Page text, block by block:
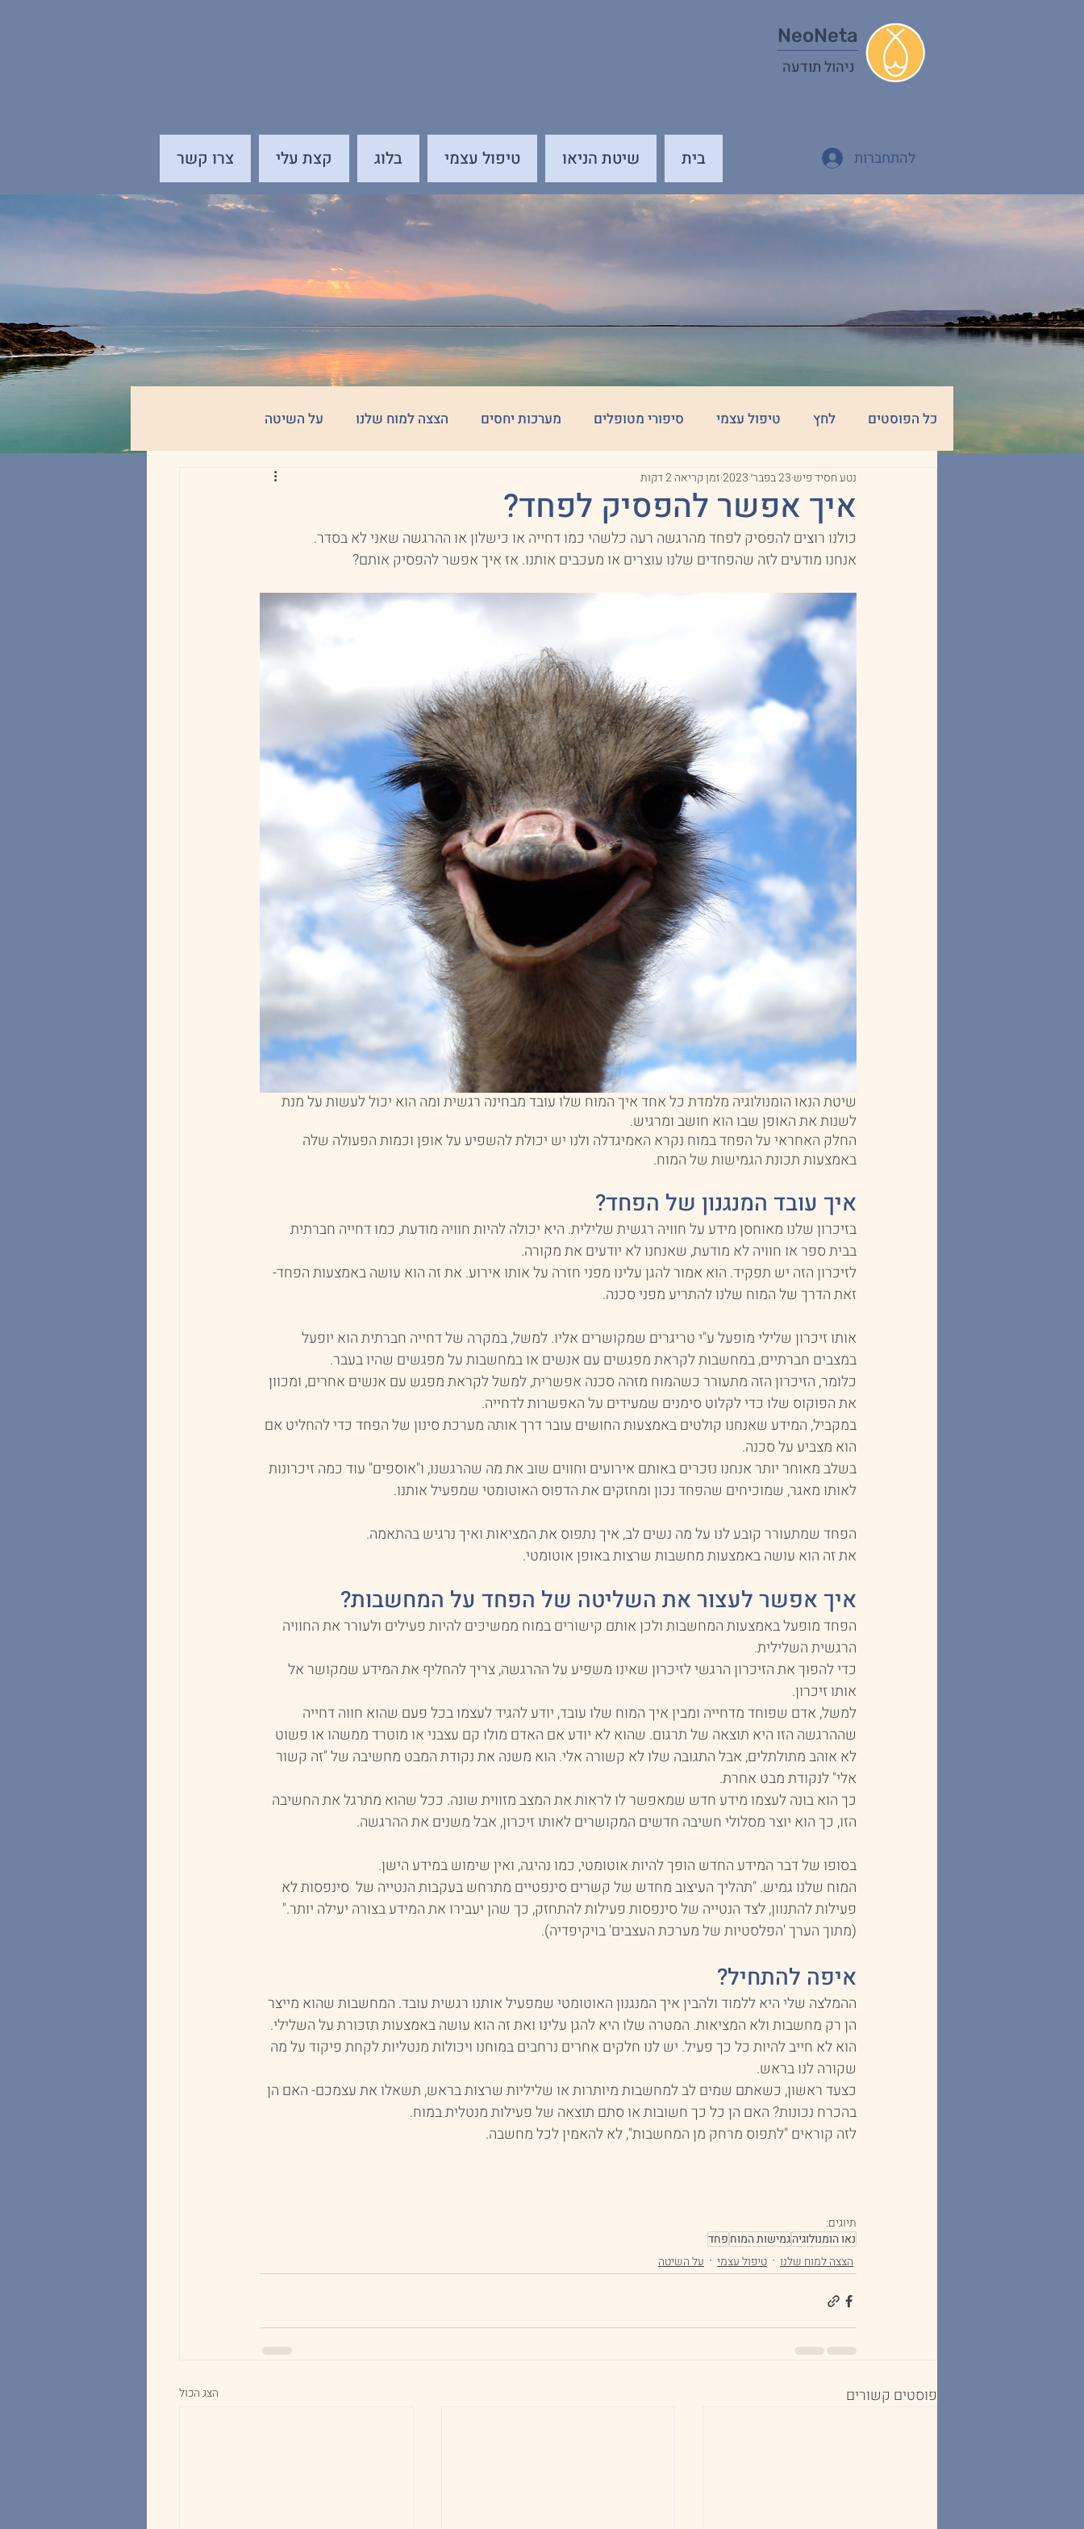
NeoNeta
ניהול תודעה
בית שיטת הניאו טיפול עצמי בלוג קצת עלי צרו קשר להתחברות
כל הפוסטים לחץ טיפול עצמי סיפורי מטופלים מערכות יחסים הצצה למוח שלנו על השיטה
חשיבה חיובית דחייה חברתית
איך אפשר להפסיק לפחד?
נטע חסיד פיש 23 בפבר׳ 2023 זמן קריאה 2 דקות
כולנו רוצים להפסיק לפחד מהרגשה רעה כלשהי כמו דחייה או כישלון או ההרגשה שאני לא בסדר.
אנחנו מודעים לזה שהפחדים שלנו עוצרים או מעכבים אותנו. אז איך אפשר להפסיק אותם?
שיטת הנאו הומנולוגיה מלמדת כל אחד איך המוח שלו עובד מבחינה רגשית ומה הוא יכול לעשות על מנת
לשנות את האופן שבו הוא חושב ומרגיש.
החלק האחראי על הפחד במוח נקרא האמיגדלה ולנו יש יכולת להשפיע על אופן וכמות הפעולה שלה
באמצעות תכונת הגמישות של המוח.
איך עובד המנגנון של הפחד?
בזיכרון שלנו מאוחסן מידע על חוויה רגשית שלילית. היא יכולה להיות חוויה מודעת, כמו דחייה חברתית
בבית ספר או חוויה לא מודעת, שאנחנו לא יודעים את מקורה.
לזיכרון הזה יש תפקיד. הוא אמור להגן עלינו מפני חזרה על אותו אירוע. את זה הוא עושה באמצעות הפחד-
זאת הדרך של המוח שלנו להתריע מפני סכנה.
אותו זיכרון שלילי מופעל ע"י טריגרים שמקושרים אליו. למשל, במקרה של דחייה חברתית הוא יופעל
במצבים חברתיים, במחשבות לקראת מפגשים עם אנשים או במחשבות על מפגשים שהיו בעבר.
כלומר, הזיכרון הזה מתעורר כשהמוח מזהה סכנה אפשרית, למשל לקראת מפגש עם אנשים אחרים, ומכוון
את הפוקוס שלו כדי לקלוט סימנים שמעידים על האפשרות לדחייה.
במקביל, המידע שאנחנו קולטים באמצעות החושים עובר דרך אותה מערכת סינון של הפחד כדי להחליט אם
הוא מצביע על סכנה.
בשלב מאוחר יותר אנחנו נזכרים באותם אירועים וחווים שוב את מה שהרגשנו, ו"אוספים" עוד כמה זיכרונות
לאותו מאגר, שמוכיחים שהפחד נכון ומחזקים את הדפוס האוטומטי שמפעיל אותנו.
הפחד שמתעורר קובע לנו על מה נשים לב, איך נתפוס את המציאות ואיך נרגיש בהתאמה.
את זה הוא עושה באמצעות מחשבות שרצות באופן אוטומטי.
איך אפשר לעצור את השליטה של הפחד על המחשבות?
הפחד מופעל באמצעות המחשבות ולכן אותם קישורים במוח ממשיכים להיות פעילים ולעורר את החוויה
הרגשית השלילית.
כדי להפוך את הזיכרון הרגשי לזיכרון שאינו משפיע על ההרגשה, צריך להחליף את המידע שמקושר אל
אותו זיכרון.
למשל, אדם שפוחד מדחייה ומבין איך המוח שלו עובד, יודע להגיד לעצמו בכל פעם שהוא חווה דחייה
שההרגשה הזו היא תוצאה של תרגום. שהוא לא יודע אם האדם מולו קם עצבני או מוטרד ממשהו או פשוט
לא אוהב מתולתלים, אבל התגובה שלו לא קשורה אלי. הוא משנה את נקודת המבט מחשיבה של "זה קשור
אלי" לנקודת מבט אחרת.
כך הוא בונה לעצמו מידע חדש שמאפשר לו לראות את המצב מזווית שונה. ככל שהוא מתרגל את החשיבה
הזו, כך הוא יוצר מסלולי חשיבה חדשים המקושרים לאותו זיכרון, אבל משנים את ההרגשה.
בסופו של דבר המידע החדש הופך להיות אוטומטי, כמו נהיגה, ואין שימוש במידע הישן.
המוח שלנו גמיש. "תהליך העיצוב מחדש של קשרים סינפטיים מתרחש בעקבות הנטייה של  סינפסות לא
פעילות להתנוון, לצד הנטייה של סינפסות פעילות להתחזק, כך שהן יעבירו את המידע בצורה יעילה יותר."
(מתוך הערך 'הפלסטיות של מערכת העצבים' בויקיפדיה).
איפה להתחיל?
ההמלצה שלי היא ללמוד ולהבין איך המנגנון האוטומטי שמפעיל אותנו רגשית עובד. המחשבות שהוא מייצר
הן רק מחשבות ולא המציאות. המטרה שלו היא להגן עלינו ואת זה הוא עושה באמצעות תזכורת על השלילי.
הוא לא חייב להיות כל כך פעיל. יש לנו חלקים אחרים נרחבים במוחנו ויכולות מנטליות לקחת פיקוד על מה
שקורה לנו בראש.
כצעד ראשון, כשאתם שמים לב למחשבות מיותרות או שליליות שרצות בראש, תשאלו את עצמכם- האם הן
בהכרח נכונות? האם הן כל כך חשובות או סתם תוצאה של פעילות מנטלית במוח.
לזה קוראים "לתפוס מרחק מן המחשבות", לא להאמין לכל מחשבה.
תיוגים:
נאו הומנולוגיהגמישות המוחפחד
הצצה למוח שלנו
טיפול עצמי על השיטה
פוסטים קשורים הצג הכול